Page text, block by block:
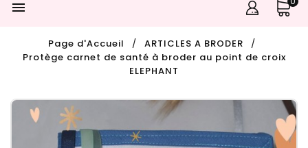

Page d'Accueil
ARTICLES A BRODER
Protège carnet de santé à broder au point de croix
ELEPHANT